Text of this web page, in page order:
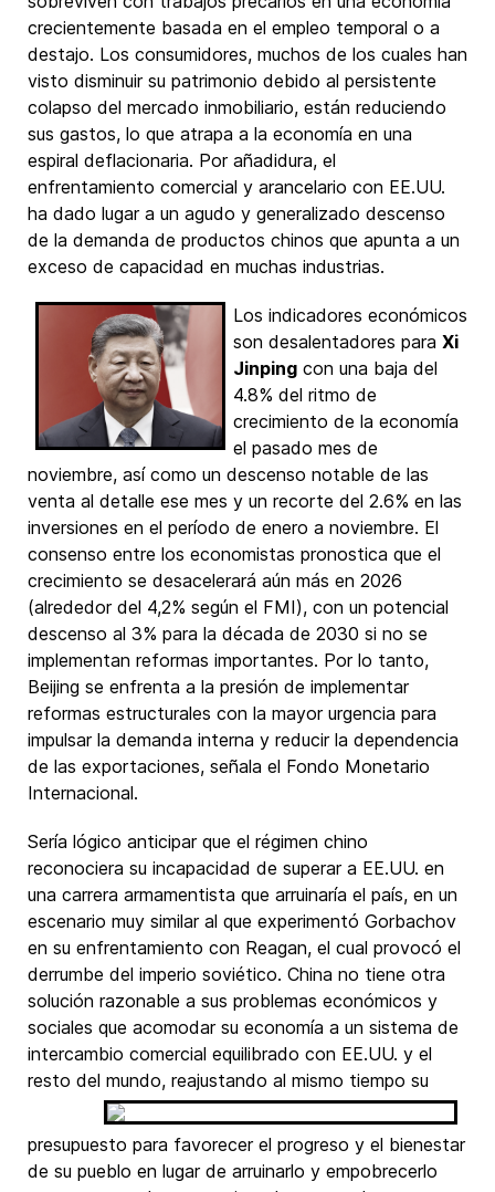
crecientemente basada en el empleo temporal o a
destajo. Los consumidores, muchos de los cuales han
visto disminuir su patrimonio debido al persistente
colapso del mercado inmobiliario, están reduciendo
sus gastos, lo que atrapa a la economía en una
espiral deflacionaria. Por añadidura, el
enfrentamiento comercial y arancelario con EE.UU.
ha dado lugar a un agudo y generalizado descenso
de la demanda de productos chinos que apunta a un
exceso de capacidad en muchas industrias.
Los indicadores económicos
son desalentadores para Xi
Jinping con una baja del
4.8% del ritmo de
crecimiento de la economía
el pasado mes de
noviembre, así como un descenso notable de las
venta al detalle ese mes y un recorte del 2.6% en las
inversiones en el período de enero a noviembre. El
consenso entre los economistas pronostica que el
crecimiento se desacelerará aún más en 2026
(alrededor del 4,2% según el FMI), con un potencial
descenso al 3% para la década de 2030 si no se
implementan reformas importantes. Por lo tanto,
Beijing se enfrenta a la presión de implementar
reformas estructurales con la mayor urgencia para
impulsar la demanda interna y reducir la dependencia
de las exportaciones, señala el Fondo Monetario
Internacional.
Sería lógico anticipar que el régimen chino
reconociera su incapacidad de superar a EE.UU. en
una carrera armamentista que arruinaría el país, en un
escenario muy similar al que experimentó Gorbachov
en su enfrentamiento con Reagan, el cual provocó el
derrumbe del imperio soviético. China no tiene otra
solución razonable a sus problemas económicos y
sociales que acomodar su economía a un sistema de
intercambio comercial equilibrado con EE.UU. y el
resto del mundo, reajustando al mismo tiempo su
presupuesto para favorecer el progreso y el bienestar
de su pueblo en lugar de arruinarlo y empobrecerlo